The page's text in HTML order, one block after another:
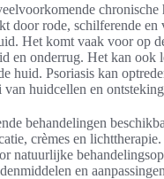
door rode, schilferende en
Het komt vaak voor op
en onderrug. Het kan ook
huid. Psoriasis kan
van huidcellen en
behandelingen
crèmes en lichttherapie.
natuurlijke
en